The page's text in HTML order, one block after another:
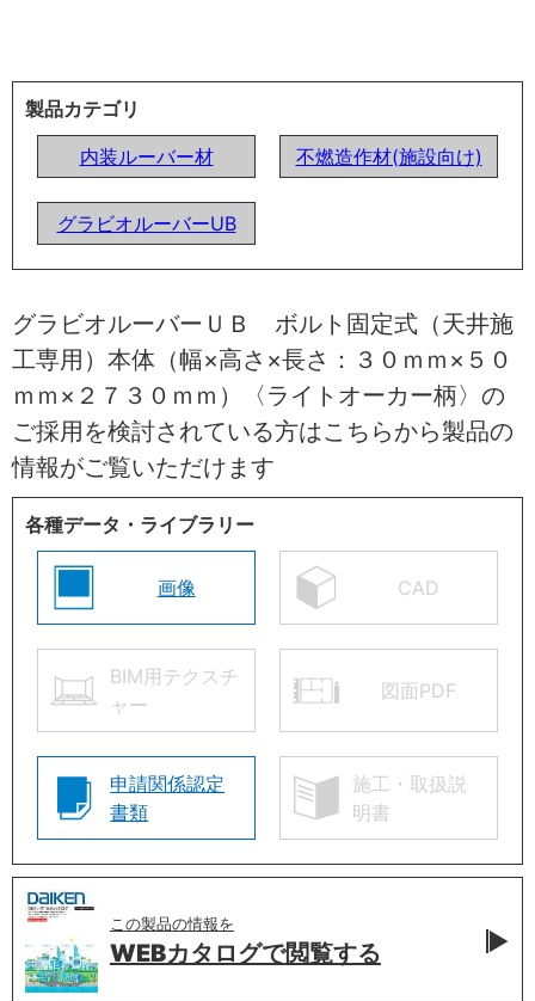
製品カテゴリ
内装ルーバー材
不燃造作材(施設向け)
グラビオルーバーUB
グラビオルーバーＵＢ ボルト固定式（天井施
工専用）本体（幅×高さ×長さ：３０ｍｍ×５０
ｍｍ×２７３０ｍｍ）〈ライトオーカー柄〉の
ご採用を検討されている方はこちらから製品の
情報がご覧いただけます
各種データ・ライブラリー
画像 CAD
BIM用テクスチ
ャー
図面PDF
申請関係認定
書類
施工・取扱説
明書
この製品の情報を
WEBカタログで閲覧する